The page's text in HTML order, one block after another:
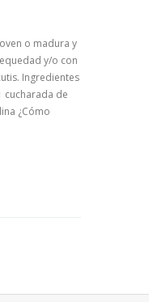
o madura y
y/o con
Ingredientes
cucharada de
¿Cómo